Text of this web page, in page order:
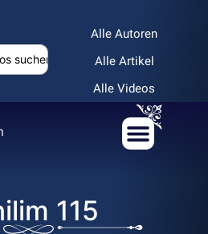
Alle Autoren
Alle Artikel
Alle Videos
115